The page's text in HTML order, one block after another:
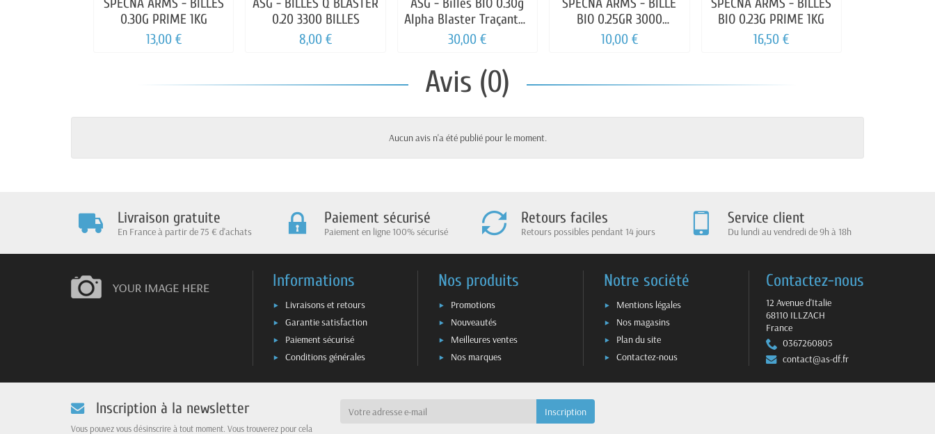
0.30G PRIME 1KG
13,00 €
0.20 3300 BILLES
8,00 €
Alpha Blaster Traçantes
Vertes
30,00 €
BIO 0.25GR 3000
BOUTEILLES
10,00 €
BIO 0.23G PRIME 1KG
16,50 €
Avis (0)
Aucun avis n'a été publié pour le moment.
Livraison gratuite
En France à partir de 75 € d'achats
Paiement sécurisé
Paiement en ligne 100% sécurisé
Retours faciles
Retours possibles pendant 14 jours
Service client
Du lundi au vendredi de 9h à 18h
Informations
Livraisons et retours
Garantie satisfaction
Paiement sécurisé
Conditions générales
Nos produits
Promotions
Nouveautés
Meilleures ventes
Nos marques
Notre société
Mentions légales
Nos magasins
Plan du site
Contactez-nous
Contactez-nous
12 Avenue d'Italie
68110 ILLZACH
France
0367260805
contact@as-df.fr
Inscription à la newsletter
Vous pouvez vous désinscrire à tout moment. Vous trouverez pour cela